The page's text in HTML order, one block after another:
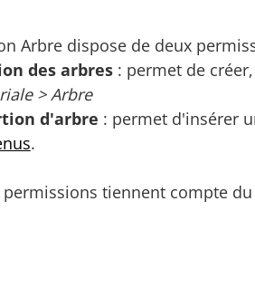
Arbre dispose de deux
des arbres: permet de
> Arbre
d'arbre : permet d'insérer
.
permissions tiennent compte du